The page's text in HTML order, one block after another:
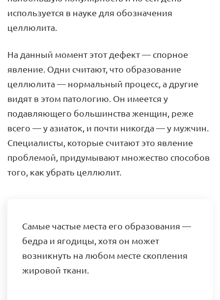
используется в науке для обозначения
целлюлита.
На данный момент этот дефект — спорное
явление. Одни считают, что образование
целлюлита — нормальный процесс, а другие
видят в этом патологию. Он имеется у
подавляющего большинства женщин, реже
всего — у азиаток, и почти никогда — у мужчин.
Специалисты, которые считают это явление
проблемой, придумывают множество способов
того, как убрать целлюлит.
Самые частые места его образования —
бедра и ягодицы, хотя он может
возникнуть на любом месте скопления
жировой ткани.